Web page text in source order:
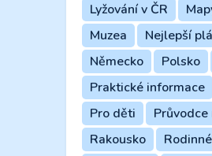
Lyžování v ČR
Muzea
Nejlepší
Německo
Polsko
Praktické informace
Pro děti
Rakousko